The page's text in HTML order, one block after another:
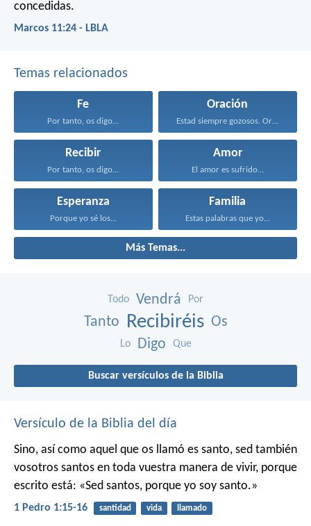
concedidas.
Marcos 11:24 - LBLA
Temas relacionados
Fe
Por tanto, os digo...
Oración
Estad siempre gozosos. Orad...
Recibir
Por tanto, os digo...
Amor
El amor es sufrido...
Esperanza
Porque yo sé los...
Familia
Estas palabras que yo...
Más Temas...
Todo Vendrá Por
Tanto Recibiréis Os
Lo Digo Que
Buscar versículos de la Biblia
Versículo de la Biblia del día
Sino, así como aquel que os llamó es santo, sed también
vosotros santos en toda vuestra manera de vivir, porque
escrito está: «Sed santos, porque yo soy santo.»
1 Pedro 1:15-16 santidad vida llamado